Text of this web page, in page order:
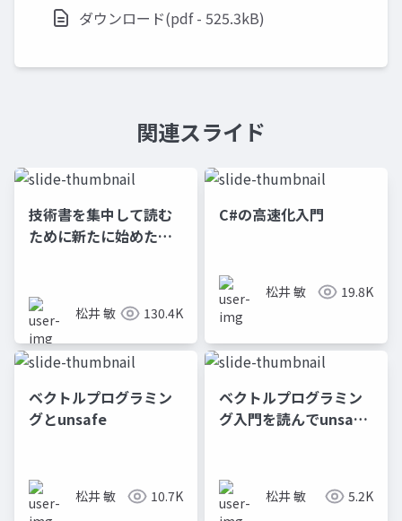
ダウンロード(pdf - 525.3kB)
関連スライド
技術書を集中して読む
ために新たに始めた方
松井 敏 130.4K
C#の高速化入門
松井 敏 19.8K
ベクトルプログラミン
グとunsafe
松井 敏 10.7K
ベクトルプログラミン
グ入門を読んでunsafe
Unsafeでセーフ_
松井 敏 5.2K